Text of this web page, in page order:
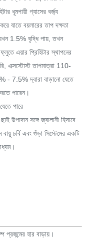
ধূমপায়ী গ্যাসের বর্জ্য
যাতে বয়লারের তাপ দক্ষতা
1.5% বৃদ্ধি পায়, তখন
এয়ার প্রিহিটার স্থাপনের
এক্সস্টোস্ট তাপমাত্রা 110-
- 7.5% দ্বারা বাড়ানো যেতে
পারেন।
পারে
উপাদান সঙ্গে জ্বালানী হিসাবে
চর্বি এবং গুঁড়া সিস্টেমের একটি
প্রজন্মের হার বাড়ায়।